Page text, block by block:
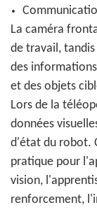
La caméra
de travail,
des
et des objets
Lors de la
données
d'état du robot.
pratique pour
vision,
renforcement,